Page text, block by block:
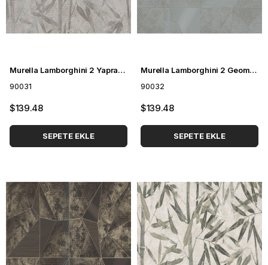
Murella Lamborghini 2 Yaprak Desenli Duvar Kağıdı 90031
90031
$139.48
SEPETE EKLE
Murella Lamborghini 2 Geometrik Desenli Duvar Kağıdı 90032
90032
$139.48
SEPETE EKLE